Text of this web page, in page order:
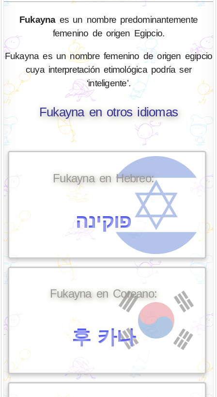
Fukaynaes un nombre predominantemente
femenino de origen Egipcio.
Fukayna es un nombre femenino de origen egipcio
cuya interpretación etimológica podría ser
‘inteligente’.
Fukayna en otros idiomas
Fukayna en Hebreo:
פוקינה
Fukayna en Coreano:
후 카나